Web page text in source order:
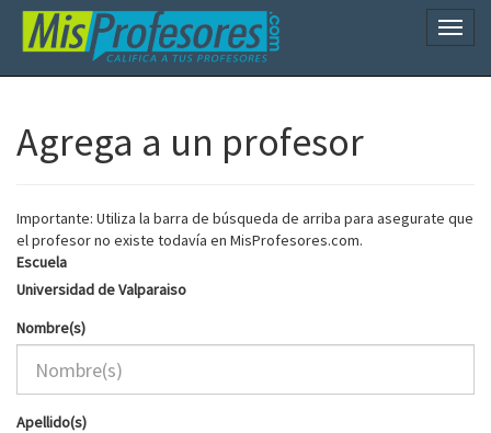
Agrega a un profesor
Importante: Utiliza la barra de búsqueda de arriba para asegurate que
el profesor no existe todavía en MisProfesores.com.
Escuela
Universidad de Valparaiso
Nombre(s)
Apellido(s)